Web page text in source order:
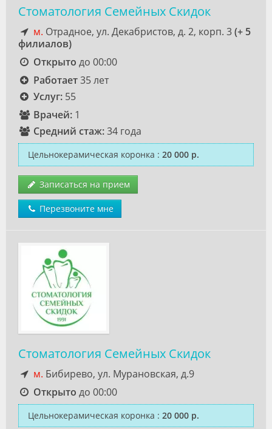
Стоматология Семейных Скидок
м. Отрадное, ул. Декабристов, д. 2, корп. 3(+ 5
филиалов)
Открыто до 00:00
Работает35 лет
Услуг:55
Врачей:1
Средний стаж:34 года
Цельнокерамическая коронка : 20 000 р.
Записаться на прием
Перезвоните мне
Стоматология Семейных Скидок
м. Бибирево, ул. Мурановская, д.9
Открыто до 00:00
Цельнокерамическая коронка : 20 000 р.